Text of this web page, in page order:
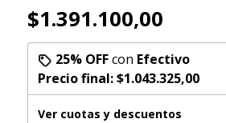
$1.391.100,00
25% OFFcon Efectivo
Precio final:$1.043.325,00
Ver cuotas y descuentos